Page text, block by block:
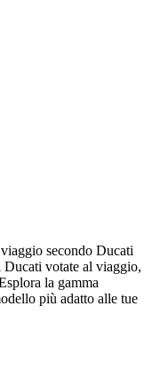
secondo Ducati
votate al viaggio,
la gamma
più adatto alle tue